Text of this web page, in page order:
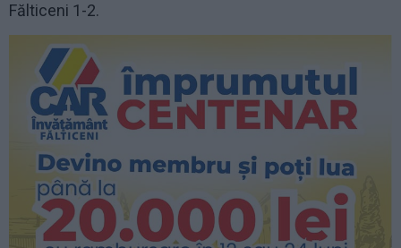
Fălticeni 1-2.